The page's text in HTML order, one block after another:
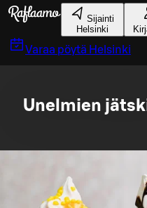
Siirry pääsisältöön
Sijainti
Helsinki
Varaa pöytä Helsinki
Unelmien